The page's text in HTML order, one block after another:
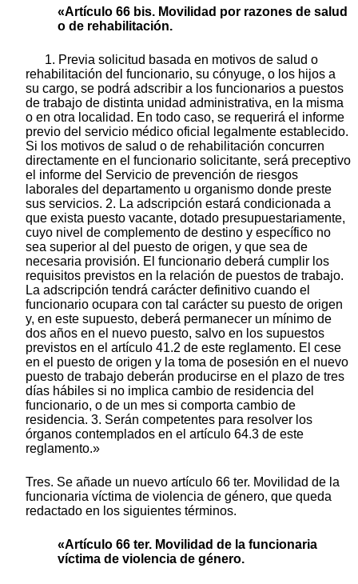
«Artículo 66 bis. Movilidad por razones de salud
o de rehabilitación.
1. Previa solicitud basada en motivos de salud o
rehabilitación del funcionario, su cónyuge, o los hijos a
su cargo, se podrá adscribir a los funcionarios a puestos
de trabajo de distinta unidad administrativa, en la misma
o en otra localidad. En todo caso, se requerirá el informe
previo del servicio médico oficial legalmente establecido.
Si los motivos de salud o de rehabilitación concurren
directamente en el funcionario solicitante, será preceptivo
el informe del Servicio de prevención de riesgos
laborales del departamento u organismo donde preste
sus servicios. 2. La adscripción estará condicionada a
que exista puesto vacante, dotado presupuestariamente,
cuyo nivel de complemento de destino y específico no
sea superior al del puesto de origen, y que sea de
necesaria provisión. El funcionario deberá cumplir los
requisitos previstos en la relación de puestos de trabajo.
La adscripción tendrá carácter definitivo cuando el
funcionario ocupara con tal carácter su puesto de origen
y, en este supuesto, deberá permanecer un mínimo de
dos años en el nuevo puesto, salvo en los supuestos
previstos en el artículo 41.2 de este reglamento. El cese
en el puesto de origen y la toma de posesión en el nuevo
puesto de trabajo deberán producirse en el plazo de tres
días hábiles si no implica cambio de residencia del
funcionario, o de un mes si comporta cambio de
residencia. 3. Serán competentes para resolver los
órganos contemplados en el artículo 64.3 de este
reglamento.»
Tres. Se añade un nuevo artículo 66 ter. Movilidad de la
funcionaria víctima de violencia de género, que queda
redactado en los siguientes términos.
«Artículo 66 ter. Movilidad de la funcionaria
víctima de violencia de género.